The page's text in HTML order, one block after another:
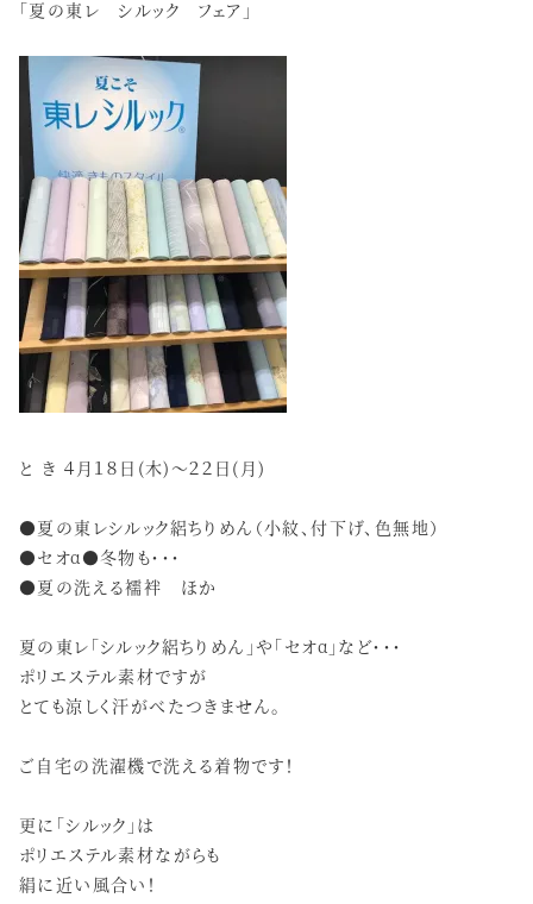
「夏の東レ シルック フェア」
と き ４月１８日(木)～２２日(月)
●夏の東レシルック絽ちりめん（小紋、付下げ、色無地）
●セオα●冬物も・・・
●夏の洗える襦袢 ほか
夏の東レ「シルック絽ちりめん」や「セオα」など・・・
ポリエステル素材ですが
とても涼しく汗がべたつきません。
ご自宅の洗濯機で洗える着物です！
更に「シルック」は
ポリエステル素材ながらも
絹に近い風合い！